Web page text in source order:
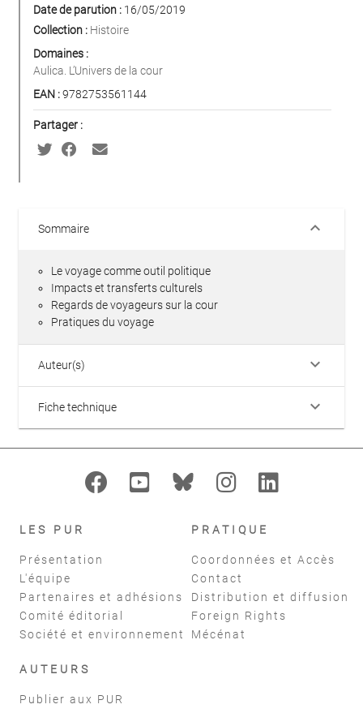
Date de parution : 16/05/2019
Collection : Histoire
Domaines :
Aulica. L’Univers de la cour
EAN :9782753561144
Partager :
Sommaire keyboard_arrow_down
Le voyage comme outil politique
Impacts et transferts culturels
Regards de voyageurs sur la cour
Pratiques du voyage
Auteur(s) keyboard_arrow_down
Fiche technique keyboard_arrow_down
LES PUR
Présentation
L'équipe
Partenaires et adhésions
Comité éditorial
Société et environnement
PRATIQUE
Coordonnées et Accès
Contact
Distribution et diffusion
Foreign Rights
Mécénat
AUTEURS
Publier aux PUR